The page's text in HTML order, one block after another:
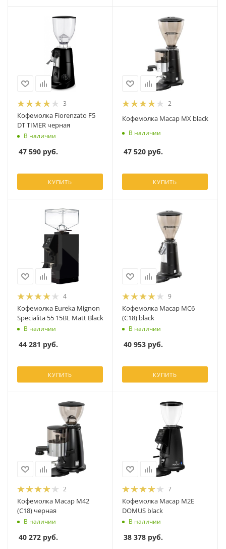
3
Кофемолка Fiorenzato F5
DT TIMER черная
В наличии
47 590 руб.
КУПИТЬ
2
Кофемолка Macap MX black
В наличии
47 520 руб.
КУПИТЬ
4
Кофемолка Eureka Mignon
Specialita 55 15BL Matt Black
В наличии
44 281 руб.
КУПИТЬ
9
Кофемолка Macap MC6
(C18) black
В наличии
40 953 руб.
КУПИТЬ
2
Кофемолка Macap M42
(C18) черная
В наличии
40 272 руб.
7
Кофемолка Macap M2E
DOMUS black
В наличии
38 378 руб.